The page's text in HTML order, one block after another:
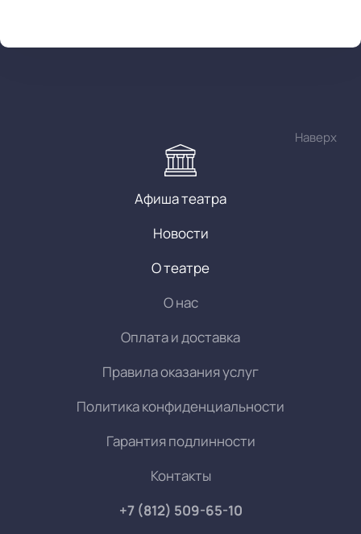
Наверх
Афиша театра
Новости
О театре
О нас
Оплата и доставка
Правила оказания услуг
Политика конфиденциальности
Гарантия подлинности
Контакты
+7 (812) 509-65-10